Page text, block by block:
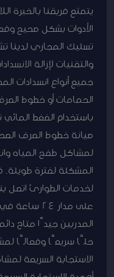
يتمتع فريقنا بالخبرة
الأدوات بشكل صحيح
تسليك المجاري لدينا
والتقنيات لإزالة
جميع أنواع انسدادات
الحمامات أو خطوط
باستخدام الضغط
صيانة خطوط الصرف
لمشاكل طفح المياه
لخدمات الطوارئ اتصل
على مدار
المدربين جيدًا متاح
حلًا سريعًا وفعالًا
الاستجابة السريعة